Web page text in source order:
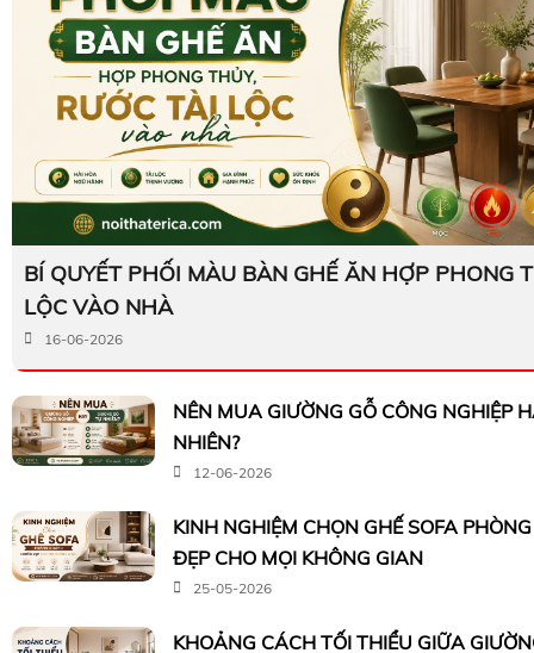
BÍ QUYẾT PHỐI MÀU BÀN GHẾ ĂN HỢP PHONG
LỘC VÀO NHÀ
16-06-2026
NÊN MUA GIƯỜNG GỖ CÔNG NGHIỆP
NHIÊN?
12-06-2026
KINH NGHIỆM CHỌN GHẾ SOFA
ĐẸP CHO MỌI KHÔNG GIAN
25-05-2026
KHOẢNG CÁCH TỐI THIỂU GIỮA